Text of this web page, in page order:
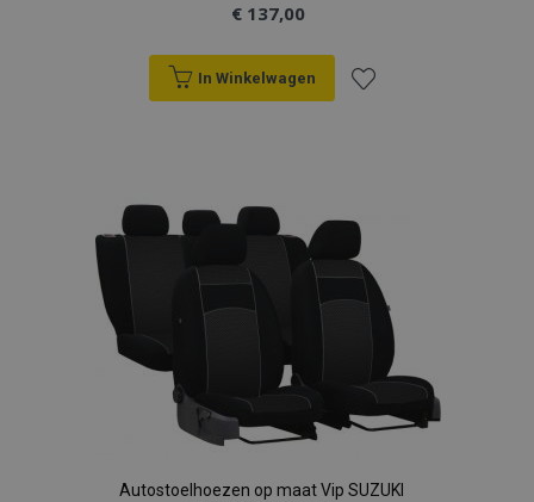
€ 137,00
In Winkelwagen
aan
verlanglijst
Autostoelhoezen op maat Vip SUZUKI